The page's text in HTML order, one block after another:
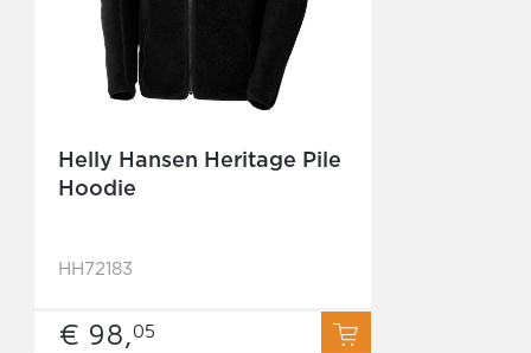
Helly Hansen Heritage Pile
Hoodie
HH72183
€ 98,05